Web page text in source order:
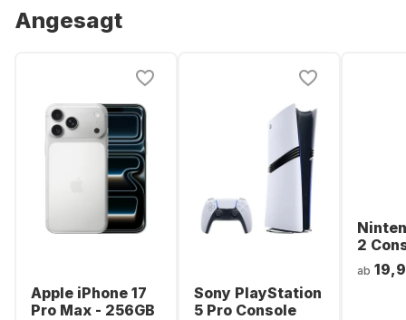
Angesagt
Apple iPhone 17
Pro Max - 256GB
Sony PlayStation
5 Pro Console
2
ab